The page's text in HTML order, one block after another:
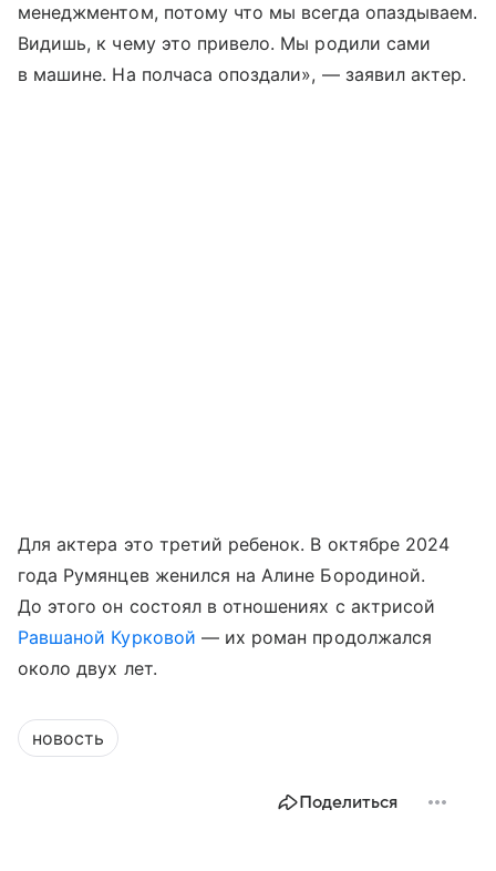
менеджментом, потому что мы всегда опаздываем.
Видишь, к чему это привело. Мы родили сами
в машине. На полчаса опоздали», — заявил актер.
Для актера это третий ребенок. В октябре 2024
года Румянцев женился на Алине Бородиной.
До этого он состоял в отношениях с актрисой
Равшаной Курковой — их роман продолжался
около двух лет.
новость
Поделиться